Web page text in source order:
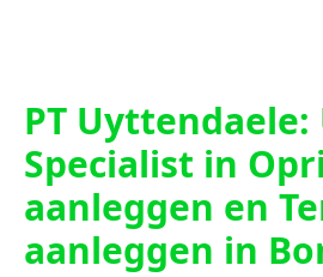
PT Uyttendaele:
Specialist in
aanleggen en
aanleggen in